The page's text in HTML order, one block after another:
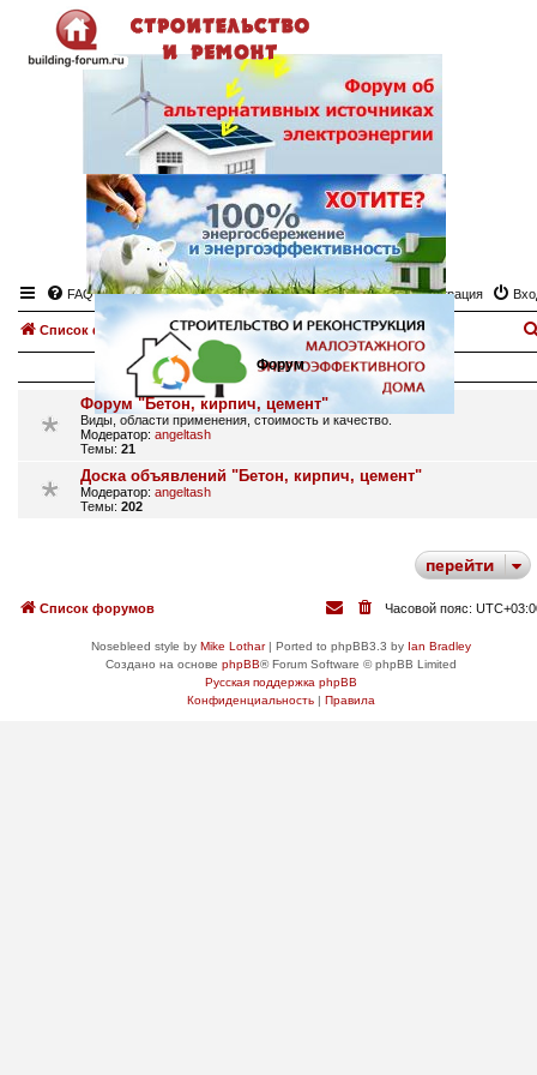
FAQ Регистрация
Список форумов Бетон, кирпич, цемент.
Форум
Форум "Бетон, кирпич, цемент"
Виды, области применения, стоимость и качество.
Модератор: angeltash
Темы: 21
Доска объявлений "Бетон, кирпич, цемент"
Модератор: angeltash
Темы: 202
перейти
Список форумов Часовой пояс:
Nosebleed style by Mike Lothar| Ported to phpBB3.3 by Ian Bradley
Создано на основе phpBB® Forum Software © phpBB Limited
Русская поддержка phpBB
Конфиденциальность| Правила